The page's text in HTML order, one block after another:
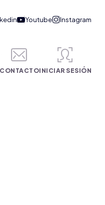
CONTACTOINICIAR SESIÓN